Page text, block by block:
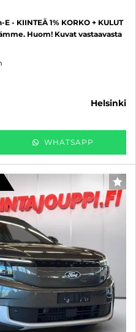
- KIINTEÄ 1% KORKO + KULUT
Huom! Kuvat vastaavasta
helsinki
WHATSAPP